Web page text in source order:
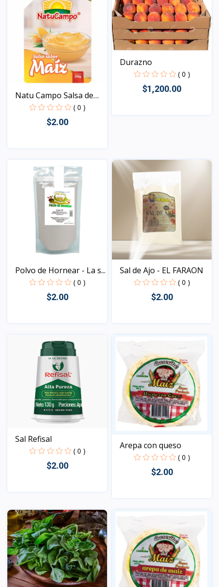
Natu Campo Salsa de
Mai...
( 0 )
$2.00
Durazno
( 0 )
$1,200.00
Polvo de Hornear - La s...
( 0 )
$2.00
Sal de Ajo - EL FARAON
( 0 )
$2.00
Sal Refisal
( 0 )
$2.00
Arepa con queso
( 0 )
$2.00